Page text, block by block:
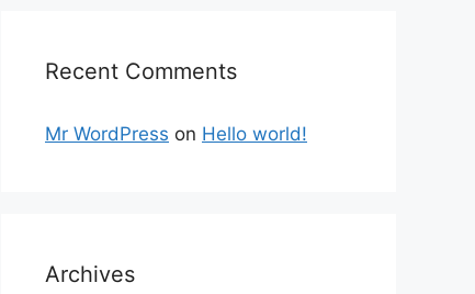
Recent Comments
Mr WordPress on Hello world!
Archives